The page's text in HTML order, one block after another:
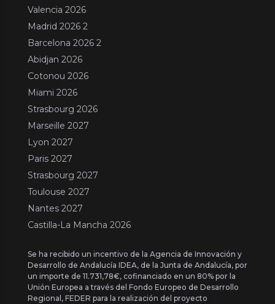
Valencia 2026
Madrid 2026 2
Barcelona 2026 2
Abidjan 2026
Cotonou 2026
Miami 2026
Strasbourg 2026
Marseille 2027
Lyon 2027
Paris 2027
Strasbourg 2027
Toulouse 2027
Nantes 2027
Castilla-La Mancha 2026
Se ha recibido un incentivo de la Agencia de Innovación y
Desarrollo de Andalucía IDEA, de la Junta de Andalucía, por
un importe de 11.731,78€, cofinanciado en un 80% por la
Unión Europea a través del Fondo Europeo de Desarrollo
Regional, FEDER para la realización del proyecto